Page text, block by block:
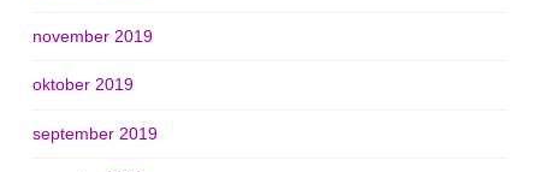
november 2019
oktober 2019
september 2019